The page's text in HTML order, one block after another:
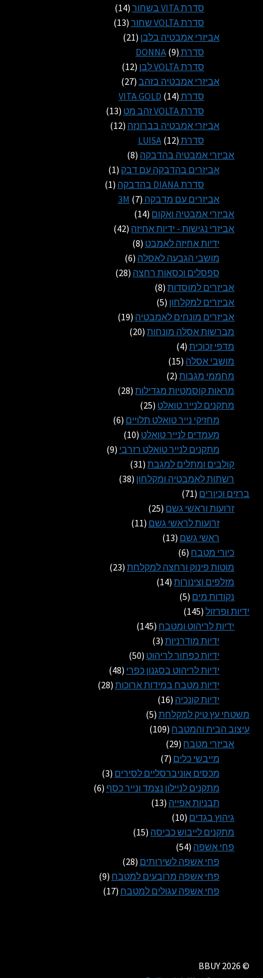
מוצרים
סדרת VITA בשחור 14
14
מוצרים
סדרת VOLTA שחור 13
13
אביזרי אמבטיה בלבן 21
21
סדרת DONNA 9
9
מוצרים סדרת VOLTA לבן 12
12
מוצרים
אביזרי אמבטיה בזהב 27
27
מוצרים
סדרת VITA GOLD 14
14
מוצרים סדרת VOLTA זהב מט 13
13
אביזרי אמבטיה בברונזה 12
12
סדרת LUISA 12
12
מוצרים
אביזרי אמבטיה בהדבקה 8
8
מוצריםאביזרים בהדבקה עם דבק 1מוצר
1
סדרת DIANA בהדבקה 1מוצר
אביזרים עם מדבקה 3M 7
7
מוצרים
אביזרי אמבטיה ואקום 14
14
מוצריםאביזרי נגישות - ידיות אחיזה 42
42
ידיות אחיזה לאמבט 8
8
מוצרים מושבי הגבעה לאסלה 6
6
מוצרים ספסלים וכסאות רחצה 28
28
אביזרים למוסדות 8
8
מוצרים
אביזרים למקלחון 5
5
מוצרים
אביזרים מונחים לאמבטיה 19
19
מברשות אסלה מונחות 20
20
מדפי זכוכית 4
4
מוצרים מושבי אסלה 15
15
מוצרים מחממי מגבות 2
2
מוצרים
מראות קוסמטיות מגדילות 28
28
מתקנים לנייר טואלט 25
25
מוצרים
מחזיקי נייר טואלט תלויים 6
6
מעמדים לנייר טואלט 10
10
מוצריםמתקנים לנייר טואלט רזרבי 9
9
קולבים ומתלים למגבת 31
31
מוצרים רשתות לאמבטיה ומקלחון 38
38
ברזים וכיורים 71
71
מוצרים
זרועות וראשי גשם 25
25
מוצריםזרועות לראשי גשם 11
11
ראשי גשם 13
13
כיורי מטבח 6
6
מוצרים
מוטות פינוק ורחצה למקלחת 23
23
מזלפים וצינורות 14
14
נקודות מים 5
5
ידיות ופרזול 145
145
מוצרים
ידיות לריהוט ומטבח 145
145
ידיות מודרניות 3
3
מוצריםידיות כפתור לריהוט 50
50
מוצריםידיות לריהוט בסגנון כפרי 48
48
מוצרים ידיות מטבח במידות ארוכות 28
28
ידיות קונכיה 16
16
מוצריםמשטחי עץ טיק למקלחת 5
5
מוצרים
עיצוב הבית והמטבח 109
109
אביזרי מטבח 29
29
מוצרים מייבשי כלים 7
7
מוצרים
מכסים אוניברסליים לסירים 3
3
מוצרים מתקנים לניילון נצמד ונייר כסף 6
6
תבניות אפייה 13
13
גיהוץ בגדים 10
10
מוצרים
מתקנים לייבוש כביסה 15
15
פחי אשפה 54
54
מוצרים
פחי אשפה לשירותים 28
28
מוצריםפחי אשפה מרובעים למטבח 9
9
פחי אשפה עגולים למטבח 17
17
© BBUY 2026